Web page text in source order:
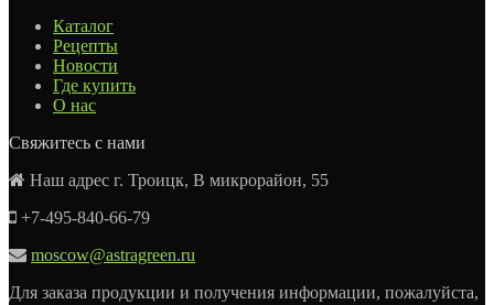
Каталог
Рецепты
Новости
Где купить
О нас
Свяжитесь с нами
Наш адрес г. Троицк, В микрорайон, 55
+7-495-840-66-79
moscow@astragreen.ru
Для заказа продукции и получения информации, пожалуйста,